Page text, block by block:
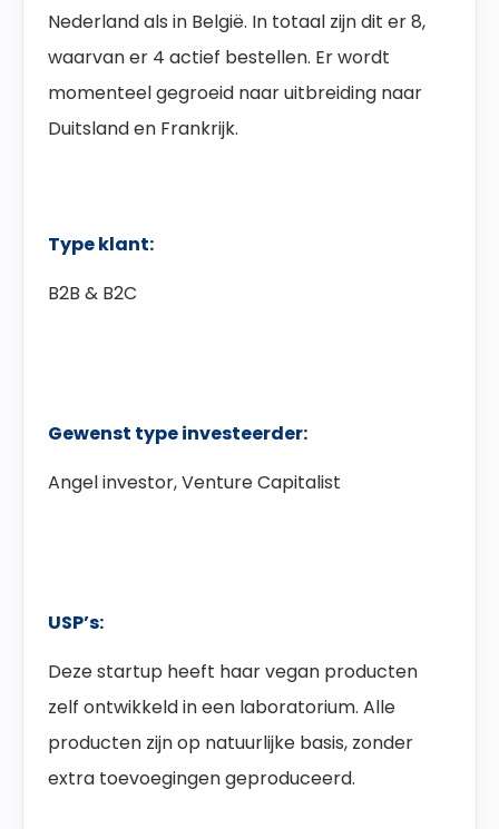
Nederland als in België. In totaal zijn dit er 8,
waarvan er 4 actief bestellen. Er wordt
momenteel gegroeid naar uitbreiding naar
Duitsland en Frankrijk.
Type klant:
B2B & B2C
Gewenst type investeerder:
Angel investor, Venture Capitalist
USP’s:
Deze startup heeft haar vegan producten
zelf ontwikkeld in een laboratorium. Alle
producten zijn op natuurlijke basis, zonder
extra toevoegingen geproduceerd.